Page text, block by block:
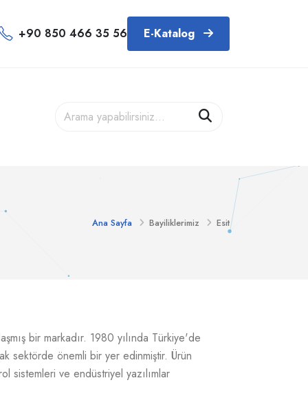
+90 850 466 35 56 E-Katalog
Ana Sayfa Bayiliklerimiz Esit
bir markadır. 1980 yılında Türkiye'de
sektörde önemli bir yer edinmiştir. Ürün
sistemleri ve endüstriyel yazılımlar